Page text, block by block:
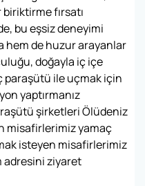
fırsatı
bu eşsiz deneyimi
hem de huzur arayanlar
doğayla iç içe
paraşütü ile uçmak için
yaptırmanız
şirketleri Ölüdeniz
misafirlerimiz yamaç
isteyen misafirlerimiz
adresini ziyaret